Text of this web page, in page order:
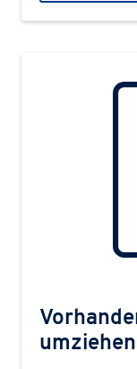
umziehen